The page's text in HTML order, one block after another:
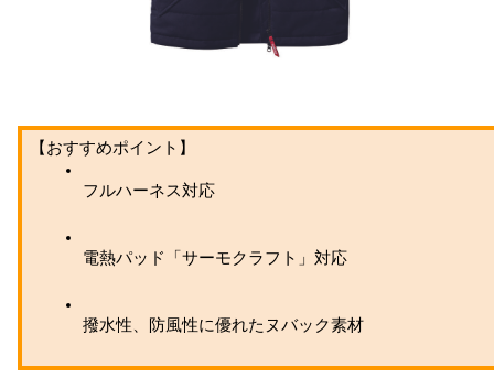
【おすすめポイント】
フルハーネス対応
電熱パッド「サーモクラフト」対応
撥水性、防風性に優れたヌバック素材